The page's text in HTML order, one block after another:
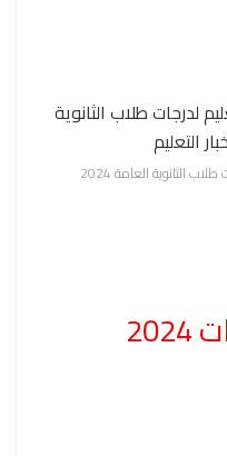
الثانوية العامة 2024